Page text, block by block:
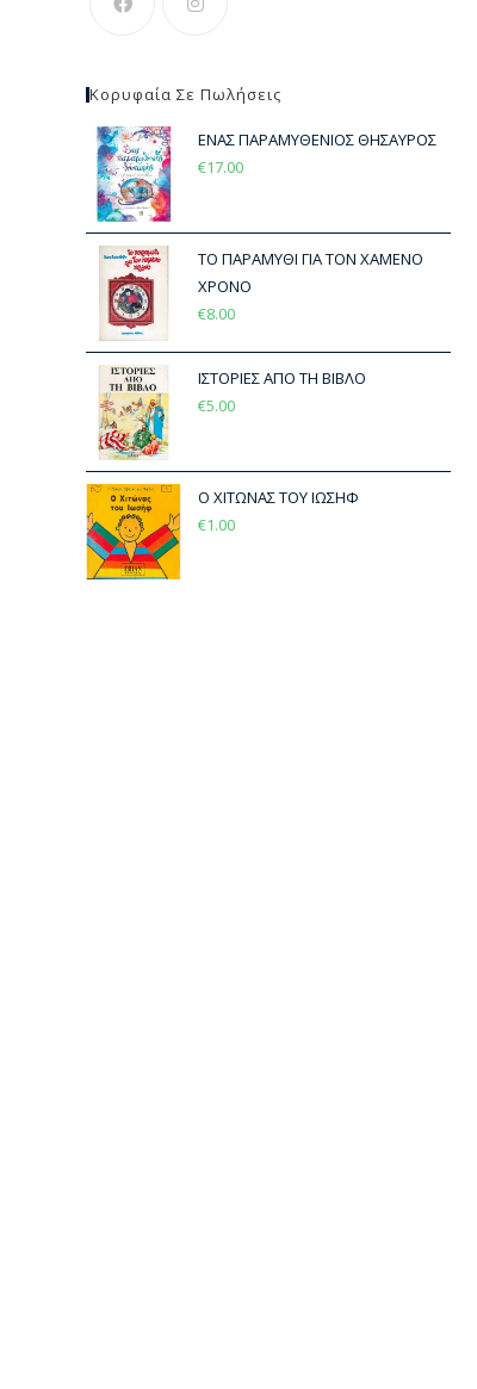
Κορυφαία Σε Πωλήσεις
ΕΝΑΣ ΠΑΡΑΜΥΘΕΝΙΟΣ ΘΗΣΑΥΡΟΣ
€17.00
ΤΟ ΠΑΡΑΜΥΘΙ ΓΙΑ ΤΟΝ ΧΑΜΕΝΟ
ΧΡΟΝΟ
€8.00
ΙΣΤΟΡΙΕΣ ΑΠΟ ΤΗ ΒΙΒΛΟ
€5.00
Ο ΧΙΤΩΝΑΣ ΤΟΥ ΙΩΣΗΦ
€1.00